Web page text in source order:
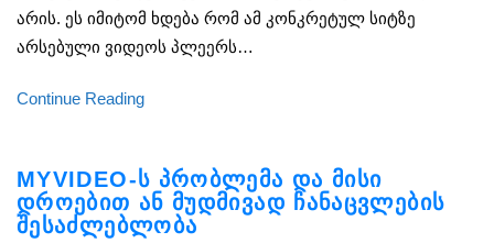
არის. ეს იმიტომ ხდება რომ ამ კონკრეტულ სიტზე
არსებული ვიდეოს პლეერს…
Continue Reading
MYVIDEO-ს პრობლემა და მისი
დროებით ან მუდმივად ჩანაცვლების
შესაძლებლობა